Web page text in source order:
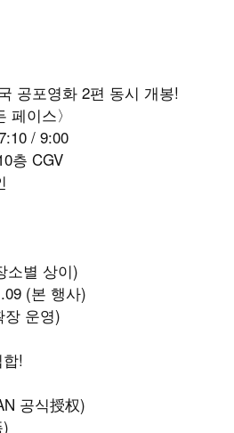
공포영화 2편 동시 개봉!
페이스〉
/ 9:00
층 CGV
소별 상이)
(본 행사)
장 운영)
!
공식授权)
)